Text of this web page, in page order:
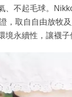
、不起毛球。
，取自自由放牧
境永續性，讓襪子